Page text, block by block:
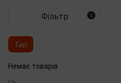
Фільтр 1
Тип
Немає товарів